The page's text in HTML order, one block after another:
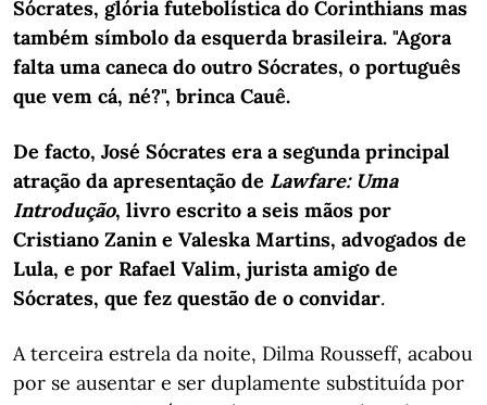
Sócrates, glória futebolística do Corinthians mas
também símbolo da esquerda brasileira. "Agora
falta uma caneca do outro Sócrates, o português
que vem cá, né?", brinca Cauê.
De facto, José Sócrates era a segunda principal
atração da apresentação de Lawfare: Uma
Introdução, livro escrito a seis mãos por
Cristiano Zanin e Valeska Martins, advogados de
Lula, e por Rafael Valim, jurista amigo de
Sócrates, que fez questão de o convidar.
A terceira estrela da noite, Dilma Rousseff, acabou
por se ausentar e ser duplamente substituída por